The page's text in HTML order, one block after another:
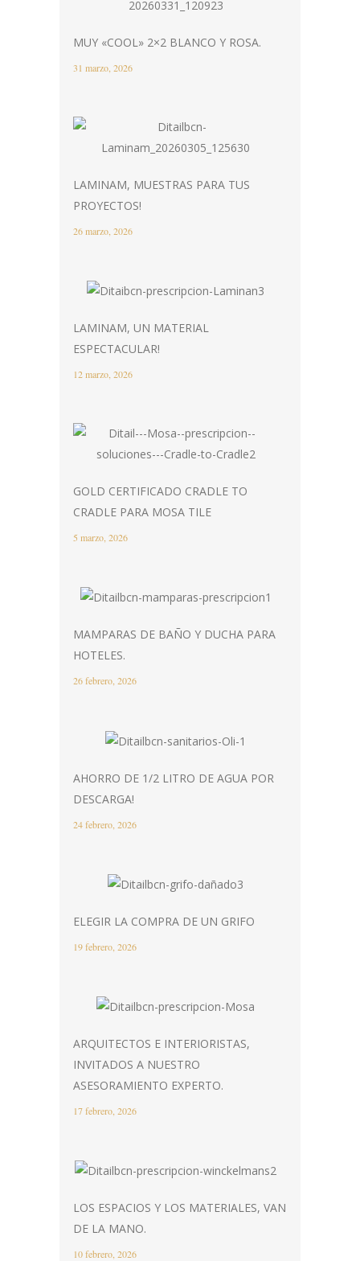
MUY «COOL» 2×2 BLANCO Y ROSA.
31 marzo, 2026
LAMINAM, MUESTRAS PARA TUS
PROYECTOS!
26 marzo, 2026
LAMINAM, UN MATERIAL
ESPECTACULAR!
12 marzo, 2026
GOLD CERTIFICADO CRADLE TO
CRADLE PARA MOSA TILE
5 marzo, 2026
MAMPARAS DE BAÑO Y DUCHA PARA
HOTELES.
26 febrero, 2026
AHORRO DE 1/2 LITRO DE AGUA POR
DESCARGA!
24 febrero, 2026
ELEGIR LA COMPRA DE UN GRIFO
19 febrero, 2026
ARQUITECTOS E INTERIORISTAS,
INVITADOS A NUESTRO
ASESORAMIENTO EXPERTO.
17 febrero, 2026
LOS ESPACIOS Y LOS MATERIALES, VAN
DE LA MANO.
10 febrero, 2026